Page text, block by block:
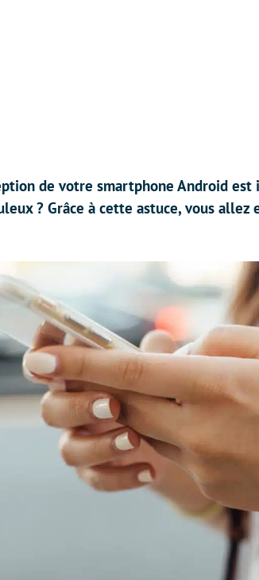
de votre smartphone Android est
? Grâce à cette astuce, vous